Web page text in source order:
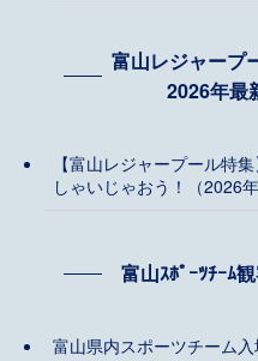
富山レジャープ
2026年最
【富山レジャープール特
しゃいじゃおう！（2026年
富山ｽﾎﾟｰﾂﾁｰﾑ
富山県内スポーツチーム